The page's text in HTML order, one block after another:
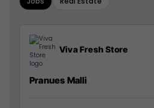
Viva Fresh Store
Pranues Malli